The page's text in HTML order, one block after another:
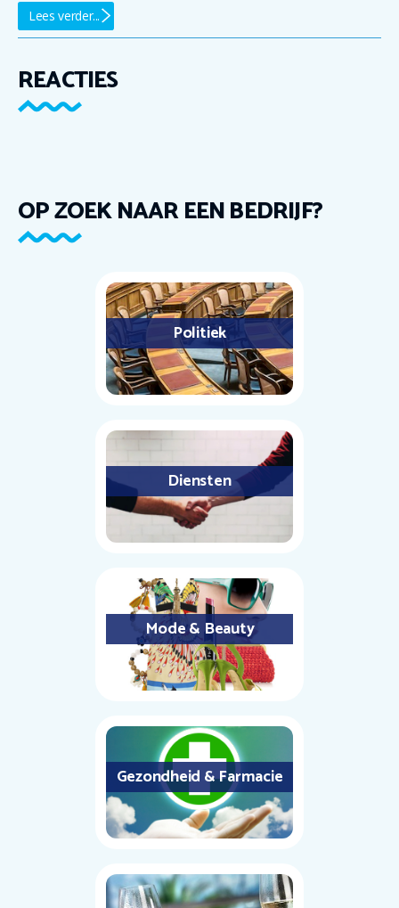
Lees verder...
REACTIES
OP ZOEK NAAR EEN BEDRIJF?
Politiek
Diensten
Mode & Beauty
Gezondheid & Farmacie